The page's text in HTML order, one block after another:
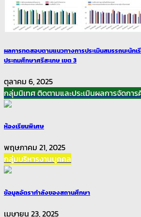
ผลการทดสอบตามแนวทางการประเมินสมรรถนะนัก
ประถมศึกษาศรีสะเกษ เขต 3
ตุลาคม 6, 2025
กลุ่มนิเทศ ติดตามและประเมินผลการจัดการ
ห้องเรียนพิเศษ
พฤษภาคม 21, 2025
กลุ่มบริหารงานบุคคล
ข้อมูลอัตรากำลังของสถานศึกษา
เมษายน 23, 2025